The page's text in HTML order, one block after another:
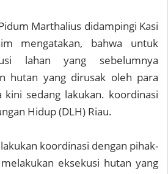
Marthalius didampingi Kasi
mengatakan, bahwa untuk
lahan yang sebelumnya
hutan yang dirusak oleh para
kini sedang lakukan. koordinasi
Hidup (DLH) Riau.
koordinasi dengan pihak-
eksekusi hutan yang